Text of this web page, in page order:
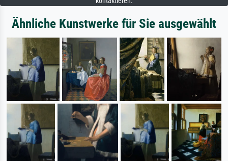
Ähnliche Kunstwerke für Sie ausgewählt